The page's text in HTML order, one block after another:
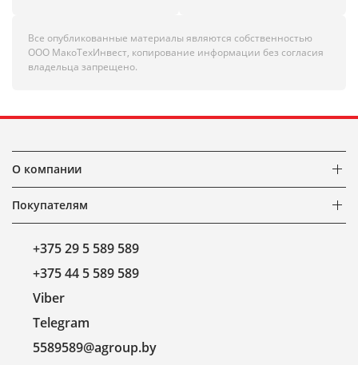
Все опубликованные материалы являются собственностью
ООО МакоТехИнвест, копирование информации без согласия
владельца запрещено.
О компании
Покупателям
+375 29 5 589 589
+375 44 5 589 589
Viber
Telegram
5589589@agroup.by